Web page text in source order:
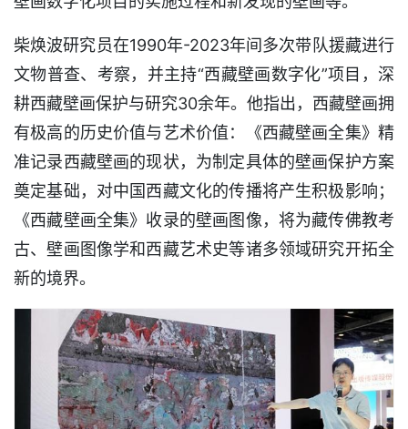
柴焕波研究员在1990年-2023年间多次带队援藏进行
文物普查、考察，并主持“西藏壁画数字化”项目，深
耕西藏壁画保护与研究30余年。他指出，西藏壁画拥
有极高的历史价值与艺术价值：《西藏壁画全集》精
准记录西藏壁画的现状，为制定具体的壁画保护方案
奠定基础，对中国西藏文化的传播将产生积极影响；
《西藏壁画全集》收录的壁画图像，将为藏传佛教考
古、壁画图像学和西藏艺术史等诸多领域研究开拓全
新的境界。